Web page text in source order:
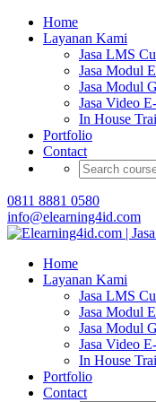
Home
Layanan Kami
Jasa LMS
Jasa Modul
Jasa Modul
Jasa Video
In House
Portfolio
Contact
0811 8881 0580
info@elearning4id.com
Home
Layanan Kami
Jasa LMS
Jasa Modul
Jasa Modul
Jasa Video
In House
Portfolio
Contact